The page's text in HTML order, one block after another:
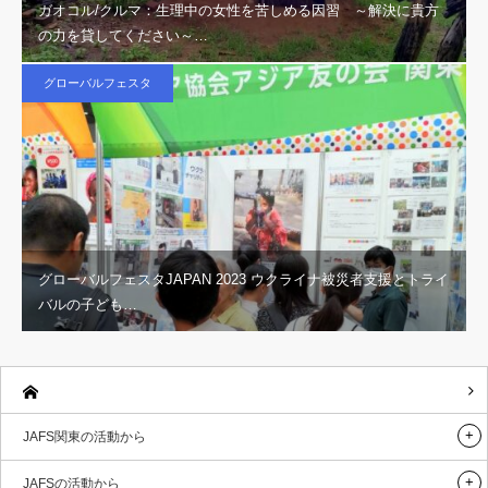
ガオコル/クルマ：生理中の女性を苦しめる因習 ～解決に貴方
の力を貸してください～…
グローバルフェスタ
グローバルフェスタJAPAN 2023 ウクライナ被災者支援とトライ
バルの子ども…
JAFS関東の活動から
JAFSの活動から